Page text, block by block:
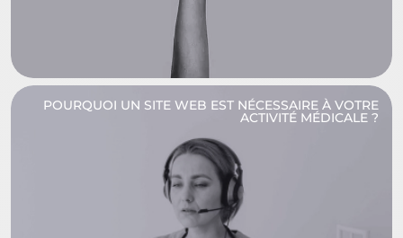
POURQUOI UN SITE WEB EST NÉCESSAIRE À VOTRE
ACTIVITÉ MÉDICALE ?